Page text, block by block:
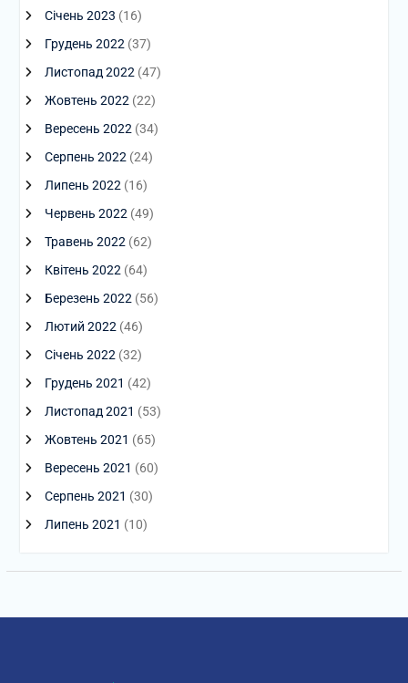
Січень 2023 (16)
Грудень 2022 (37)
Листопад 2022 (47)
Жовтень 2022 (22)
Вересень 2022 (34)
Серпень 2022 (24)
Липень 2022 (16)
Червень 2022 (49)
Травень 2022 (62)
Квітень 2022 (64)
Березень 2022 (56)
Лютий 2022 (46)
Січень 2022 (32)
Грудень 2021 (42)
Листопад 2021 (53)
Жовтень 2021 (65)
Вересень 2021 (60)
Серпень 2021 (30)
Липень 2021 (10)